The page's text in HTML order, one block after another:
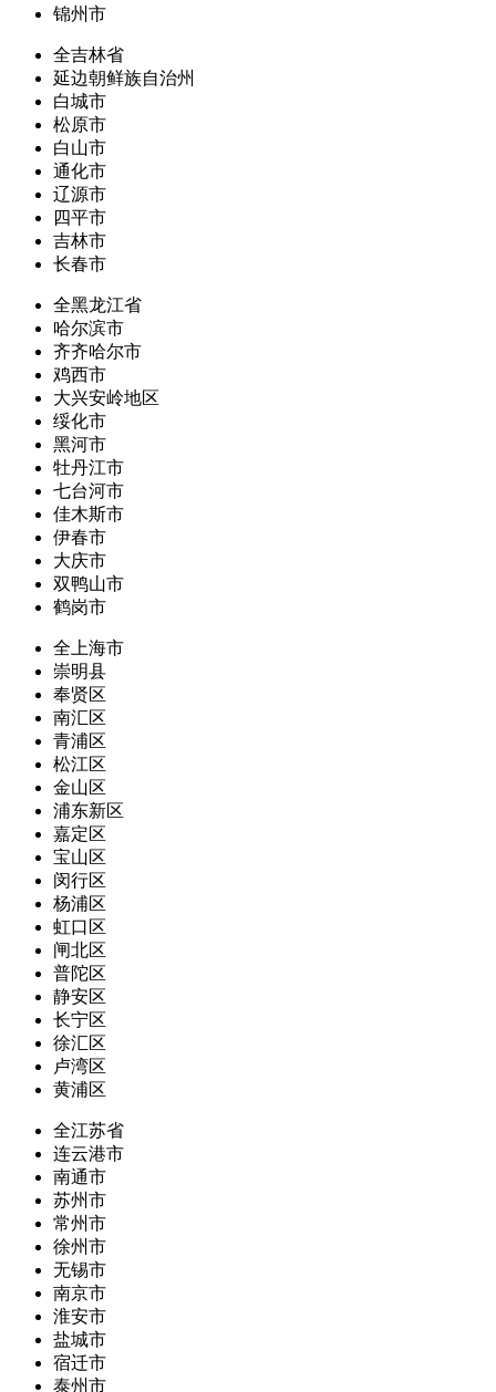
锦州市
全吉林省
延边朝鲜族自治州
白城市
松原市
白山市
通化市
辽源市
四平市
吉林市
长春市
全黑龙江省
哈尔滨市
齐齐哈尔市
鸡西市
大兴安岭地区
绥化市
黑河市
牡丹江市
七台河市
佳木斯市
伊春市
大庆市
双鸭山市
鹤岗市
全上海市
崇明县
奉贤区
南汇区
青浦区
松江区
金山区
浦东新区
嘉定区
宝山区
闵行区
杨浦区
虹口区
闸北区
普陀区
静安区
长宁区
徐汇区
卢湾区
黄浦区
全江苏省
连云港市
南通市
苏州市
常州市
徐州市
无锡市
南京市
淮安市
盐城市
宿迁市
泰州市